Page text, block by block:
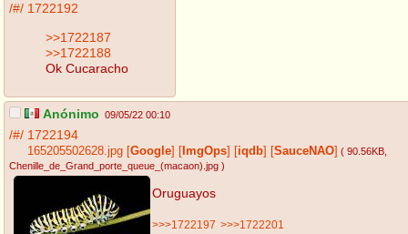
/#/ 1722192
>>1722187
>>1722188
Ok Cucaracho
Anónimo 09/05/22 00:10
/#/ 1722194
165205502628.jpg Google ImgOps iqdb SauceNAO ( 90.56KB
Chenille_de_Grand_porte_queue_(macaon).jpg )
Oruguayos
>>>1722197 >>>1722201